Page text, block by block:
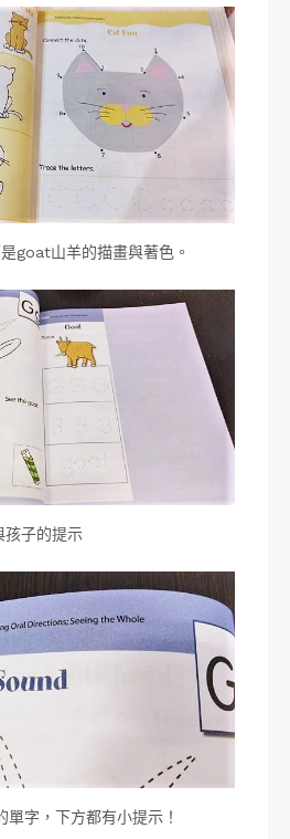
goat山羊的描畫與著色。
孩子的提示
字，下方都有小提示！